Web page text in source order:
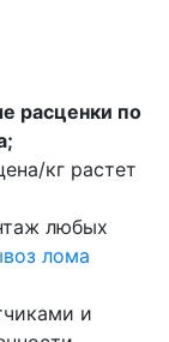
расценки по
кг растет
любых
лома
и